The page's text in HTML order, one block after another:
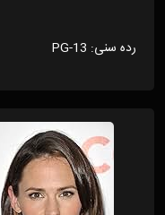
رده سنی: PG-13